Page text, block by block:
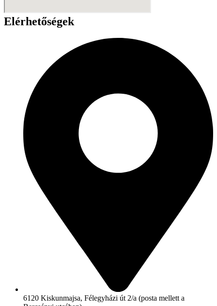
Elérhetőségek
6120 Kiskunmajsa, Félegyházi út 2/a (posta mellett a